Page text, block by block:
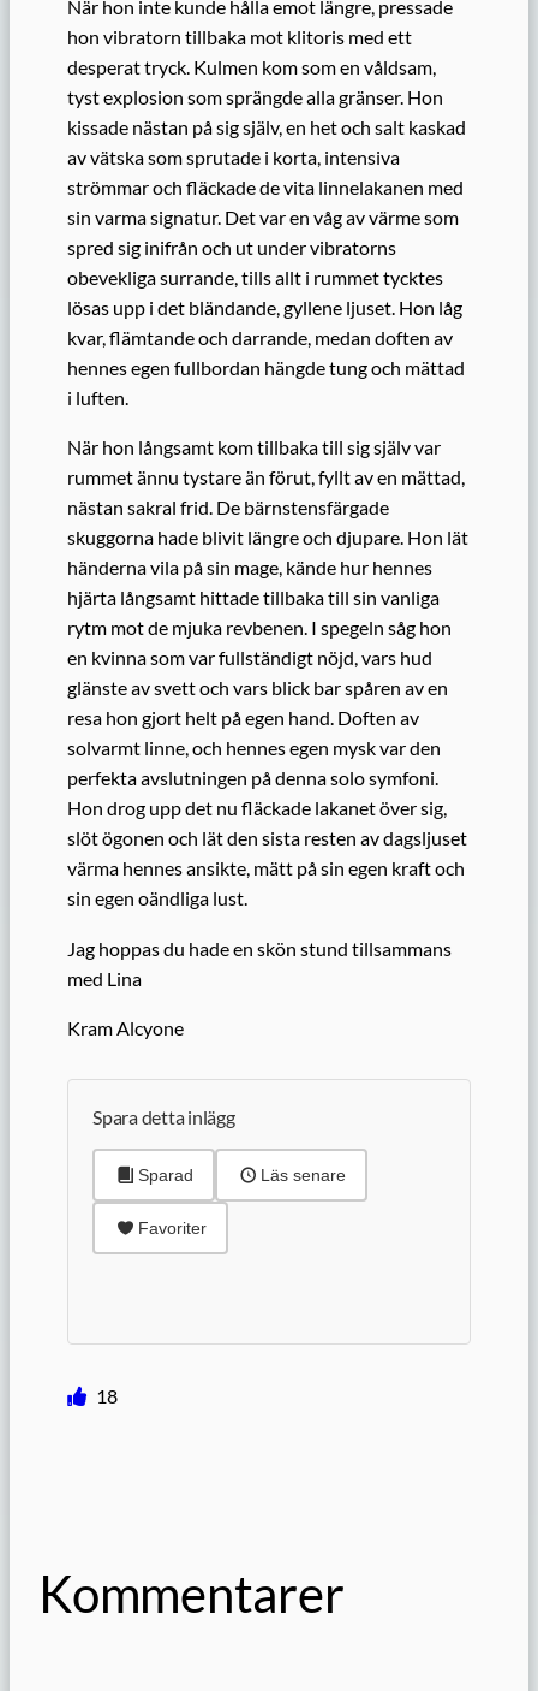
När hon inte kunde hålla emot längre, pressade
hon vibratorn tillbaka mot klitoris med ett
desperat tryck. Kulmen kom som en våldsam,
tyst explosion som sprängde alla gränser. Hon
kissade nästan på sig själv, en het och salt kaskad
av vätska som sprutade i korta, intensiva
strömmar och fläckade de vita linnelakanen med
sin varma signatur. Det var en våg av värme som
spred sig inifrån och ut under vibratorns
obevekliga surrande, tills allt i rummet tycktes
lösas upp i det bländande, gyllene ljuset. Hon låg
kvar, flämtande och darrande, medan doften av
hennes egen fullbordan hängde tung och mättad
i luften.
När hon långsamt kom tillbaka till sig själv var
rummet ännu tystare än förut, fyllt av en mättad,
nästan sakral frid. De bärnstensfärgade
skuggorna hade blivit längre och djupare. Hon lät
händerna vila på sin mage, kände hur hennes
hjärta långsamt hittade tillbaka till sin vanliga
rytm mot de mjuka revbenen. I spegeln såg hon
en kvinna som var fullständigt nöjd, vars hud
glänste av svett och vars blick bar spåren av en
resa hon gjort helt på egen hand. Doften av
solvarmt linne, och hennes egen mysk var den
perfekta avslutningen på denna solo symfoni.
Hon drog upp det nu fläckade lakanet över sig,
slöt ögonen och lät den sista resten av dagsljuset
värma hennes ansikte, mätt på sin egen kraft och
sin egen oändliga lust.
Jag hoppas du hade en skön stund tillsammans
med Lina
Kram Alcyone
Spara detta inlägg
Sparad Läs senare
Favoriter
18
Kommentarer